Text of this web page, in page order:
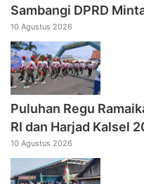
Sambangi DPRD
10 Agustus 2026
Puluhan Regu
RI dan Harjad Kalsel
10 Agustus 2026